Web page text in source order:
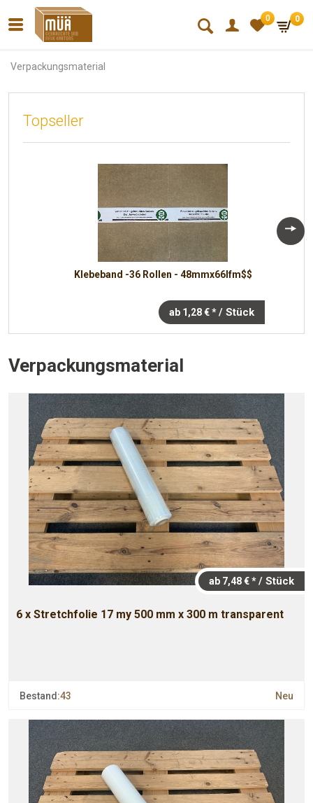
0 0
*
Verpackungsmaterial
Topseller
Klebeband -36 Rollen - 48mmx66lfm$$
ab 1,28 € */ Stück
Verpackungsmaterial
ab 7,48 € */ Stück
6 x Stretchfolie 17 my 500 mm x 300 m transparent
Bestand:43 Neu